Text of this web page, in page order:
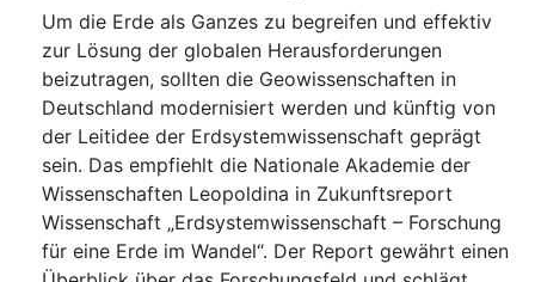
Um die Erde als Ganzes zu begreifen und effektiv
zur Lösung der globalen Herausforderungen
beizutragen, sollten die Geowissenschaften in
Deutschland modernisiert werden und künftig von
der Leitidee der Erdsystemwissenschaft geprägt
sein. Das empfiehlt die Nationale Akademie der
Wissenschaften Leopoldina in Zukunftsreport
Wissenschaft „Erdsystemwissenschaft – Forschung
für eine Erde im Wandel“. Der Report gewährt einen